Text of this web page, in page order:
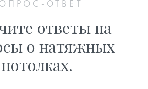
ОТВЕТ
ответы на
о натяжных
потолках.